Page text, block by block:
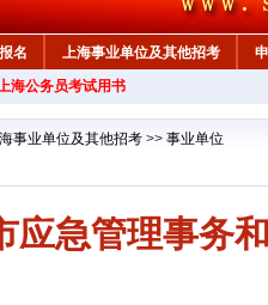
名 上海事业单位及其他招考
海公务员考试用书
事业单位及其他招考 >> 事业单位
应急管理事务